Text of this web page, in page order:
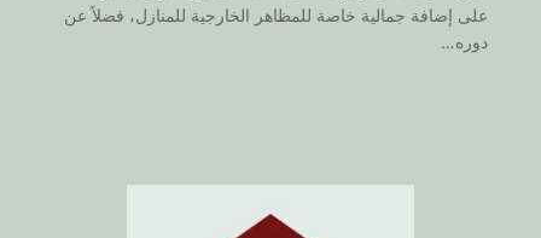
على إضافة جمالية خاصة للمظاهر الخارجية للمنازل، فضلاً عن
دوره…